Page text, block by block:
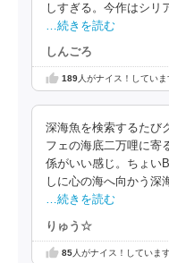
しすぎる。今作はシリ
…続きを読む
しんごろ
189人がナイス！していま
深海魚を検索するたび
フェの海底二万哩に寄
係がいい感じ。ちょい
しに心の海へ向かう深
…続きを読む
りゅう☆
85人がナイス！していま